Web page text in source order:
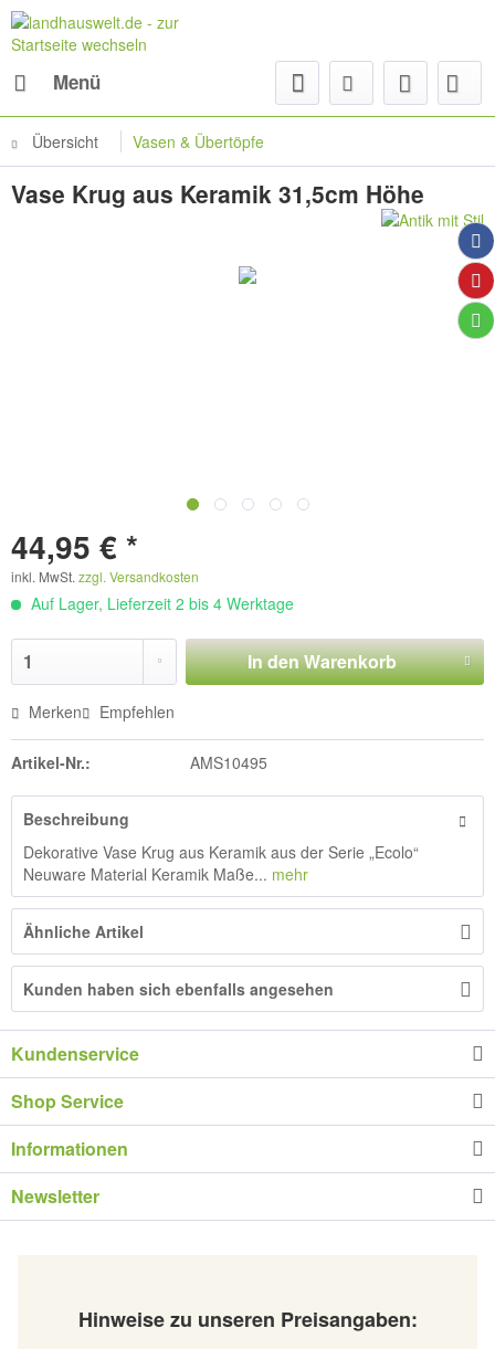
Menü
Übersicht Vasen & Übertöpfe
Vase Krug aus Keramik 31,5cm Höhe
44,95 € *
inkl. MwSt. zzgl. Versandkosten
Auf Lager, Lieferzeit 2 bis 4 Werktage
In denWarenkorb
Merken Empfehlen
Artikel-Nr.: AMS10495
Beschreibung
Dekorative Vase Krug aus Keramik aus der Serie „Ecolo“
Neuware Material Keramik Maße... mehr
Ähnliche Artikel
Kunden haben sich ebenfalls angesehen
Kundenservice
Shop Service
Informationen
Newsletter
Hinweise zu unseren Preisangaben: